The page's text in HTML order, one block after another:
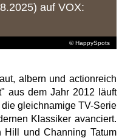
© HappySpots
auf VOX:
albern und actionreich
aus dem Jahr 2012 läuft
gleichnamige TV-Serie
Klassiker avanciert.
Hill und Channing Tatum